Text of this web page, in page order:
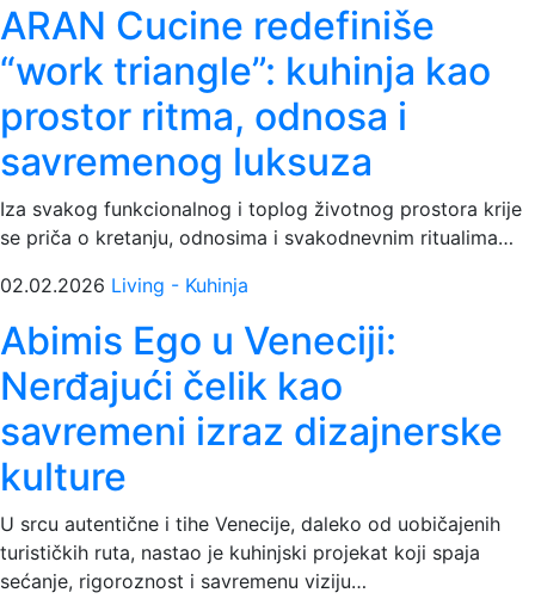
ARAN Cucine redefiniše
“work triangle”: kuhinja kao
prostor ritma, odnosa i
savremenog luksuza
Iza svakog funkcionalnog i toplog životnog prostora krije
se priča o kretanju, odnosima i svakodnevnim ritualima…
02.02.2026 Living - Kuhinja
Abimis Ego u Veneciji:
Nerđajući čelik kao
savremeni izraz dizajnerske
kulture
U srcu autentične i tihe Venecije, daleko od uobičajenih
turističkih ruta, nastao je kuhinjski projekat koji spaja
sećanje, rigoroznost i savremenu viziju…